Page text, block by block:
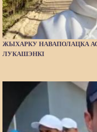
ЖЫХАРКУ НАВАПОЛАЦКА
ЛУКАШЭНКІ